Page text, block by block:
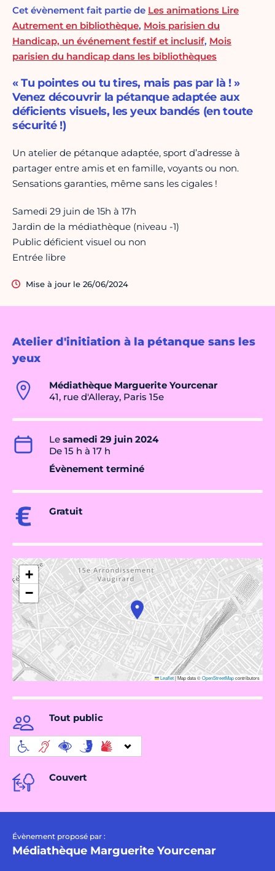
Atelier d'initiation à la pétanque sans les
yeux
Médiathèque Marguerite Yourcenar
41, rue d'Alleray, Paris 15e
Le samedi 29 juin 2024
De 15 h à 17 h
Évènement terminé
Gratuit
+
−
Leaflet|Map data ©OpenStreetMapcontributors
Tout public
Couvert
Évènement proposé par :
Médiathèque Marguerite Yourcenar
Cet évènement fait partie de Les animations Lire
Autrement en bibliothèque, Mois parisien du
Handicap, un événement festif et inclusif, Mois
parisien du handicap dans les bibliothèques
« Tu pointes ou tu tires, mais pas par là ! »
Venez découvrir la pétanque adaptée aux
déficients visuels, les yeux bandés (en toute
sécurité !)
Un atelier de pétanque adaptée, sport d’adresse à
partager entre amis et en famille, voyants ou non.
Sensations garanties, même sans les cigales !
Samedi 29 juin de 15h à 17h
Jardin de la médiathèque (niveau -1)
Public déficient visuel ou non
Entrée libre
Mise à jour le 26/06/2024